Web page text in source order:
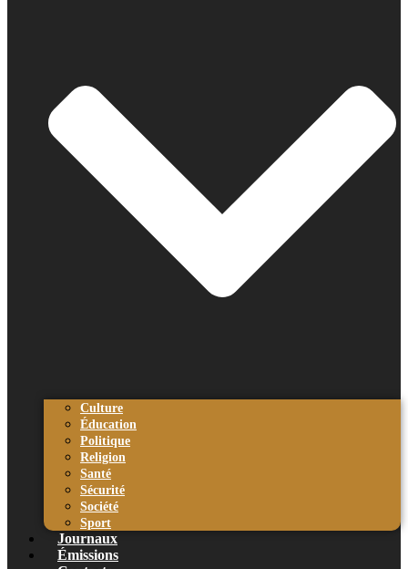
Culture
Éducation
Politique
Religion
Santé
Sécurité
Société
Sport
Journaux
Émissions